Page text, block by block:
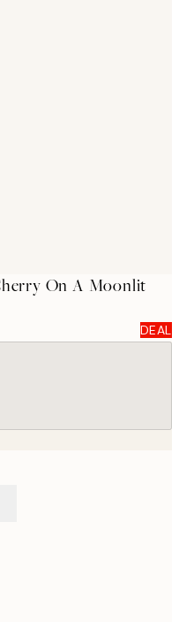
On A Moonlit
DEAL